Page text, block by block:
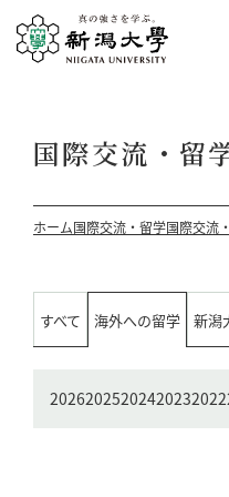
国際交流・留
ホーム国際交流・留学国際交流
すべて 海外への留学 新潟
20262025202420232022